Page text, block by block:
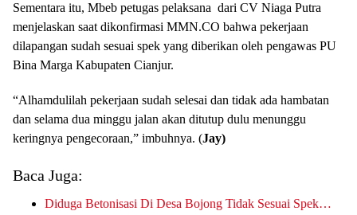
Sementara itu, Mbeb petugas pelaksana dari CV Niaga Putra
menjelaskan saat dikonfirmasi MMN.CO bahwa pekerjaan
dilapangan sudah sesuai spek yang diberikan oleh pengawas PU
Bina Marga Kabupaten Cianjur.
“Alhamdulilah pekerjaan sudah selesai dan tidak ada hambatan
dan selama dua minggu jalan akan ditutup dulu menunggu
keringnya pengecoraan,” imbuhnya. (Jay)
Baca Juga:
Diduga Betonisasi Di Desa Bojong Tidak Sesuai Spek…